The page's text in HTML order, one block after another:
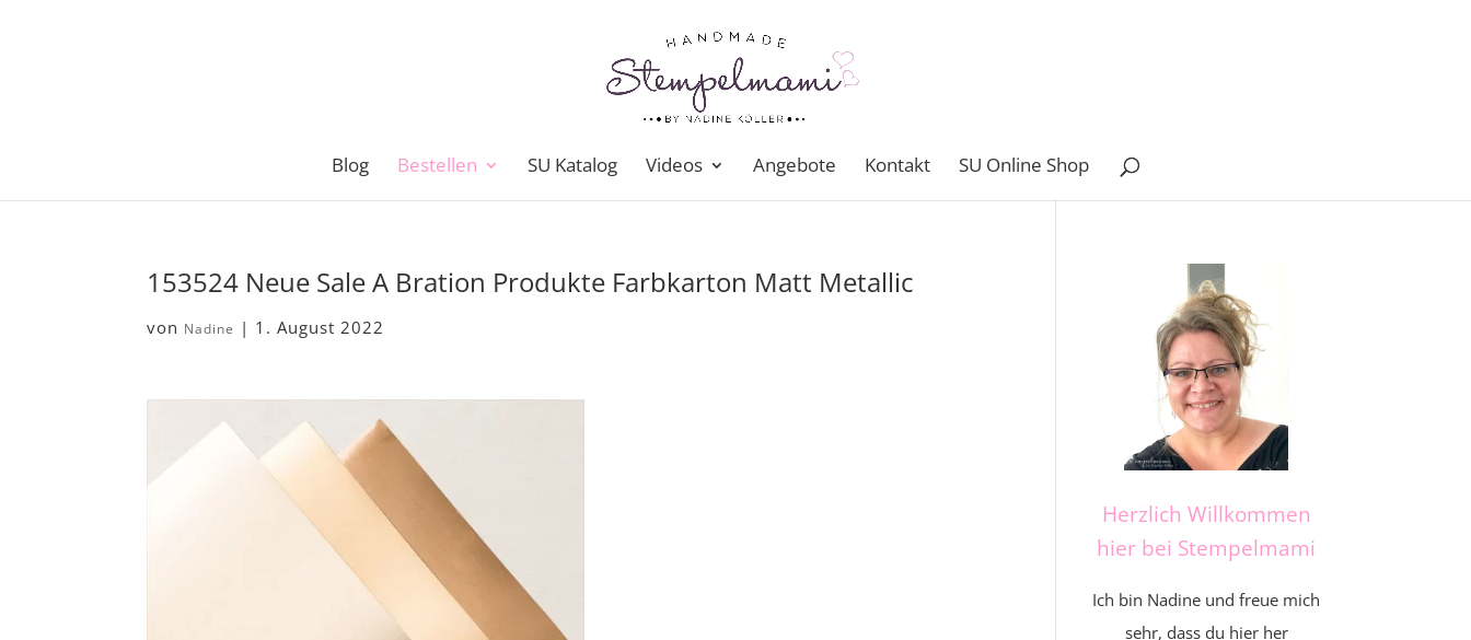
Blog Bestellen SU Katalog Videos Angebote Kontakt SU Online Shop
153524 Neue Sale A Bration Produkte Farbkarton Matt Metallic
von Nadine | 1. August 2022
Herzlich Willkommen
hier bei Stempelmami
Ich bin Nadine und freue mich
sehr, dass du hier her